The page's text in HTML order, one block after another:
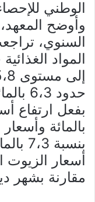
الوطني
وأوضح
السنوي،
بالمائة
مقارنة بشهر